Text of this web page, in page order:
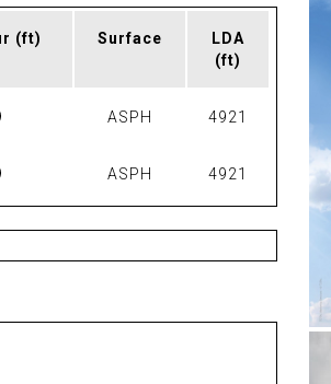
(ft) Surface
LDA
(ft)
ASPH 4921
ASPH 4921